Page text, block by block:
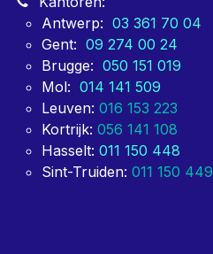
Antwerp: 03 361 70 04
Gent: 09 274 00 24
Brugge: 050 151 019
Mol: 014 141 509
Leuven: 016 153 223
Kortrijk: 056 141 108
Hasselt: 011 150 448
Sint-Truiden: 011 150 449